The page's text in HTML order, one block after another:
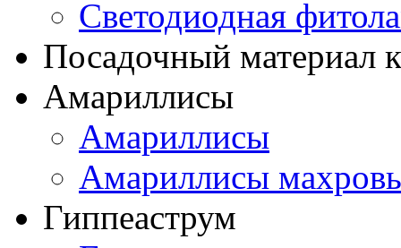
Светодиодная
Посадочный материал
Амариллисы
Амариллисы
Амариллисы
Гиппеаструм